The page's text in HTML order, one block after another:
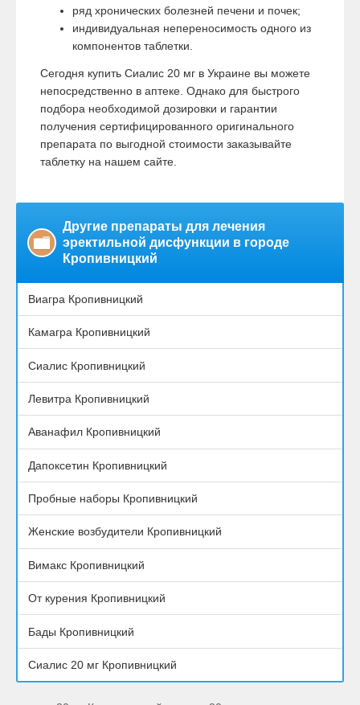
ряд хронических болезней печени и почек;
индивидуальная непереносимость одного из
компонентов таблетки.
Сегодня купить Сиалис 20 мг в Украине вы можете
непосредственно в аптеке. Однако для быстрого
подбора необходимой дозировки и гарантии
получения сертифицированного оригинального
препарата по выгодной стоимости заказывайте
таблетку на нашем сайте.
Другие препараты для лечения
эректильной дисфункции в городе
Кропивницкий
Виагра Кропивницкий
Камагра Кропивницкий
Сиалис Кропивницкий
Левитра Кропивницкий
Аванафил Кропивницкий
Дапоксетин Кропивницкий
Пробные наборы Кропивницкий
Женские возбудители Кропивницкий
Вимакс Кропивницкий
От курения Кропивницкий
Бады Кропивницкий
Сиалис 20 мг Кропивницкий